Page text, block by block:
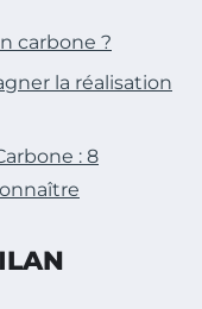
carbone ?
la réalisation
: 8